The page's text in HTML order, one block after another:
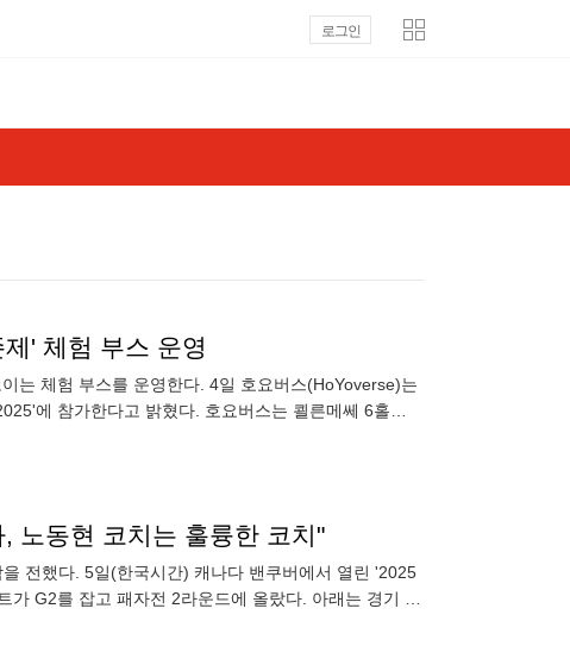
로그인
' 체험 부스 운영
는 체험 부스를 운영한다. 4일 호요버스(HoYoverse)는
에 참가한다고 밝혔다. 호요버스는 쾰른메쎄 6홀
노동현 코치는 훌륭한 코치"
전했다. 5일(한국시간) 캐나다 밴쿠버에서 열린 '2025
G2를 잡고 패자전 2라운드에 올랐다. 아래는 경기 후